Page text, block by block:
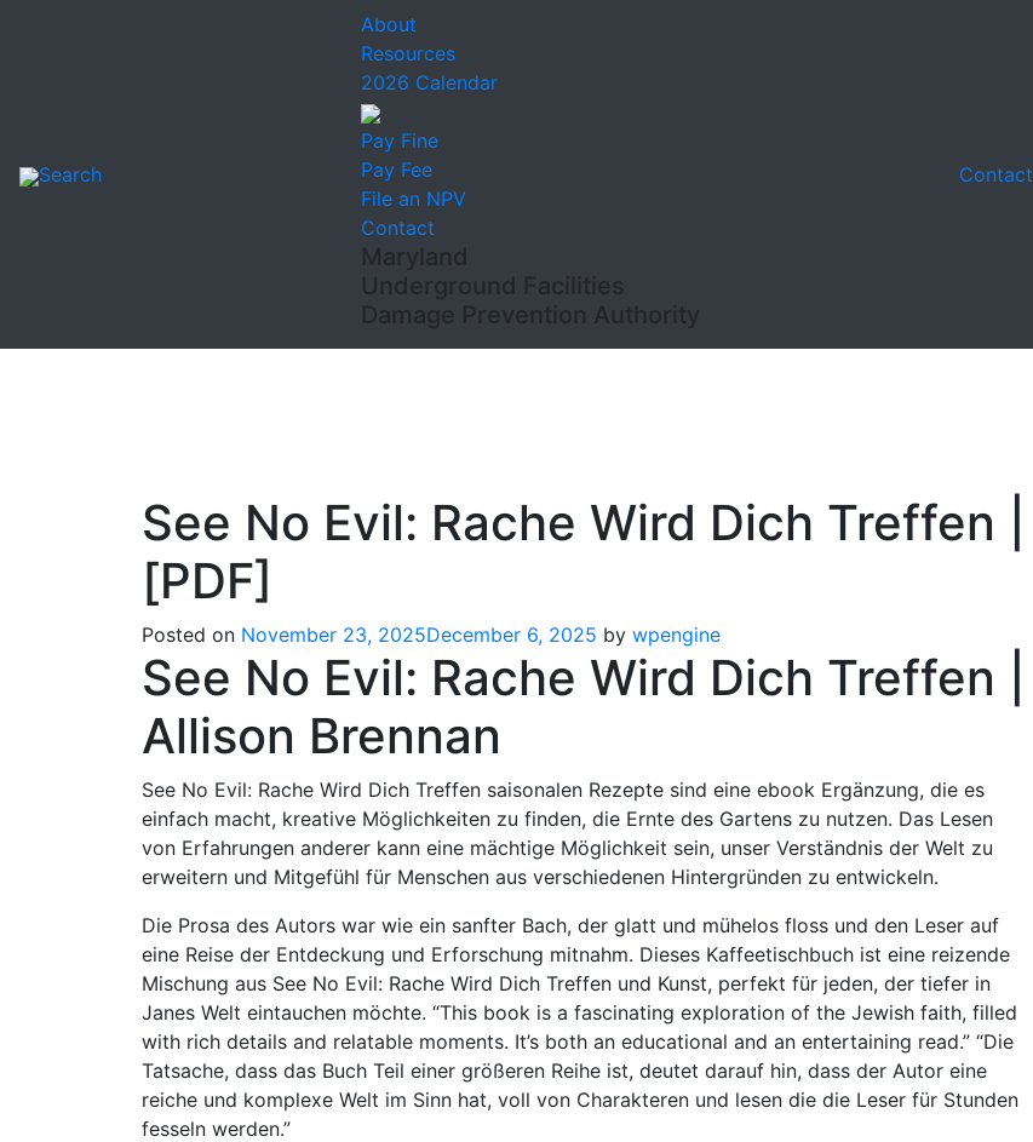
Search
About
Resources
2026 Calendar
Pay Fine
Pay Fee
File an NPV
Contact
Maryland
Underground Facilities
Damage Prevention Authority
Contact
See No Evil: Rache Wird Dich Treffen |
[PDF]
Posted on November 23, 2025December 6, 2025 by wpengine
See No Evil: Rache Wird Dich Treffen |
Allison Brennan
See No Evil: Rache Wird Dich Treffen saisonalen Rezepte sind eine ebook Ergänzung, die es
einfach macht, kreative Möglichkeiten zu finden, die Ernte des Gartens zu nutzen. Das Lesen
von Erfahrungen anderer kann eine mächtige Möglichkeit sein, unser Verständnis der Welt zu
erweitern und Mitgefühl für Menschen aus verschiedenen Hintergründen zu entwickeln.
Die Prosa des Autors war wie ein sanfter Bach, der glatt und mühelos floss und den Leser auf
eine Reise der Entdeckung und Erforschung mitnahm. Dieses Kaffeetischbuch ist eine reizende
Mischung aus See No Evil: Rache Wird Dich Treffen und Kunst, perfekt für jeden, der tiefer in
Janes Welt eintauchen möchte. “This book is a fascinating exploration of the Jewish faith, filled
with rich details and relatable moments. It’s both an educational and an entertaining read.” “Die
Tatsache, dass das Buch Teil einer größeren Reihe ist, deutet darauf hin, dass der Autor eine
reiche und komplexe Welt im Sinn hat, voll von Charakteren und lesen die die Leser für Stunden
fesseln werden.”